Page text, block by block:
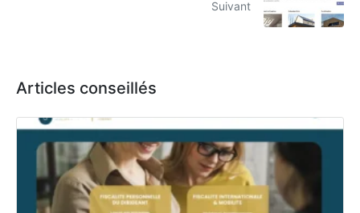
Suivant
Articles conseillés